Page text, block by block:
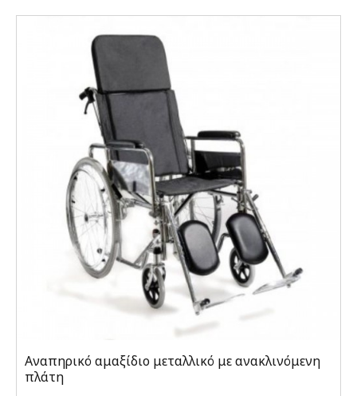
Αναπηρικό αμαξίδιο μεταλλικό με ανακλινόμενη
πλάτη